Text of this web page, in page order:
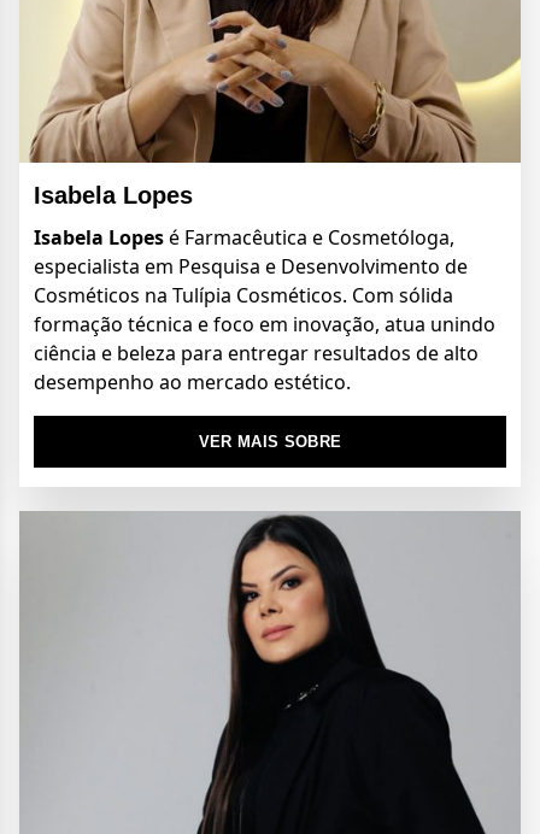
Isabela Lopes
Isabela Lopesé Farmacêutica e Cosmetóloga,
especialista em Pesquisa e Desenvolvimento de
Cosméticos na Tulípia Cosméticos. Com sólida
formação técnica e foco em inovação, atua unindo
ciência e beleza para entregar resultados de alto
desempenho ao mercado estético.
VER MAIS SOBRE